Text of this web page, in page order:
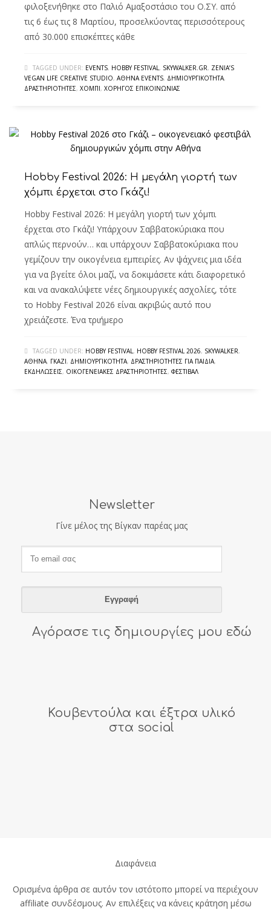
φιλοξενήθηκε στο Παλιό Αμαξοστάσιο του Ο.ΣΥ. από
τις 6 έως τις 8 Μαρτίου, προσελκύοντας περισσότερους
από 30.000 επισκέπτες κάθε
TAGGED UNDER: EVENTS, HOBBY FESTIVAL, SKYWALKER.GR, ZENIA’S
VEGAN LIFE CREATIVE STUDIO, ΑΘΉΝΑ EVENTS, ΔΗΜΙΟΥΡΓΙΚΌΤΗΤΑ,
ΔΡΑΣΤΗΡΙΌΤΗΤΕΣ, ΧΌΜΠΙ, ΧΟΡΗΓΌΣ ΕΠΙΚΟΙΝΩΝΊΑΣ
Hobby Festival 2026: Η μεγάλη γιορτή των
χόμπι έρχεται στο Γκάζι!
Hobby Festival 2026: Η μεγάλη γιορτή των χόμπι
έρχεται στο Γκάζι! Υπάρχουν Σαββατοκύριακα που
απλώς περνούν… και υπάρχουν Σαββατοκύριακα που
γεμίζουν την οικογένεια εμπειρίες. Αν ψάχνεις μια ιδέα
για να βγείτε όλοι μαζί, να δοκιμάσετε κάτι διαφορετικό
και να ανακαλύψετε νέες δημιουργικές ασχολίες, τότε
το Hobby Festival 2026 είναι ακριβώς αυτό που
χρειάζεστε. Ένα τριήμερο
TAGGED UNDER: HOBBY FESTIVAL, HOBBY FESTIVAL 2026, SKYWALKER,
ΑΘΉΝΑ, ΓΚΆΖΙ, ΔΗΜΙΟΥΡΓΙΚΌΤΗΤΑ, ΔΡΑΣΤΗΡΙΌΤΗΤΕΣ ΓΙΑ ΠΑΙΔΙΆ,
ΕΚΔΗΛΏΣΕΙΣ, ΟΙΚΟΓΕΝΕΙΑΚΈΣ ΔΡΑΣΤΗΡΙΌΤΗΤΕΣ, ΦΕΣΤΙΒΆΛ
Newsletter
Γίνε μέλος της Βίγκαν παρέας μας
Αγόρασε τις δημιουργίες μου εδώ
Κουβεντούλα και έξτρα υλικό
στα social
Διαφάνεια
Ορισμένα άρθρα σε αυτόν τον ιστότοπο μπορεί να περιέχουν
affiliate συνδέσμους. Αν επιλέξεις να κάνεις κράτηση μέσω